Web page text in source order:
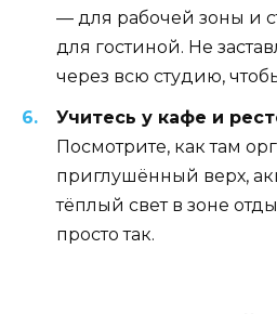
— для рабочей зоны и
для гостиной. Не
через всю студию,
Учитесь у кафе и
Посмотрите, как там
приглушённый верх,
тёплый свет в зоне
просто так.